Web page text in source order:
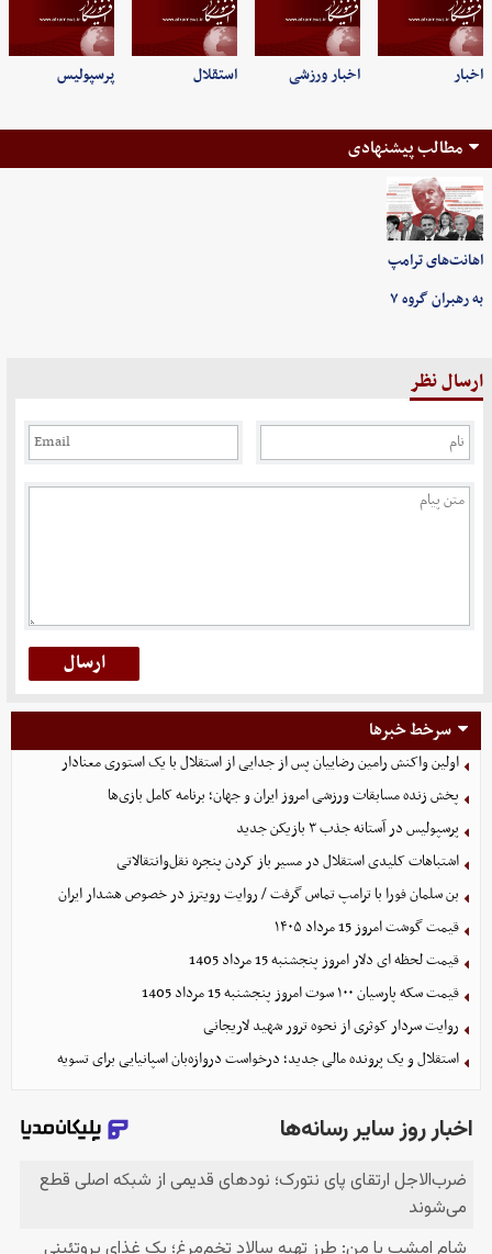
اخبار اخبار ورزشی استقلال پرسپولیس
مطالب پیشنهادی
اهانت‌های ترامپ
به رهبران گروه ۷
ارسال نظر
سرخط خبرها
اولین واکنش رامین رضاییان پس از جدایی از استقلال با یک استوری معنادار
پخش زنده مسابقات ورزشی امروز ایران و جهان؛ برنامه کامل بازی‌ها
پرسپولیس در آستانه جذب ۳ بازیکن جدید
اشتباهات کلیدی استقلال در مسیر باز کردن پنجره نقل‌وانتقالاتی
بن سلمان فورا با ترامپ تماس گرفت / روایت رویترز در خصوص هشدار ایران
قیمت گوشت امروز 15 مرداد ۱۴۰۵
قیمت لحظه ای دلار امروز پنجشنبه 15 مرداد 1405
قیمت سکه پارسیان ۱۰۰ سوت امروز پنجشنبه 15 مرداد 1405
روایت سردار کوثری از نحوه ترور شهید لاریجانی
استقلال و یک پرونده مالی جدید؛ درخواست دروازه‌بان اسپانیایی برای تسویه